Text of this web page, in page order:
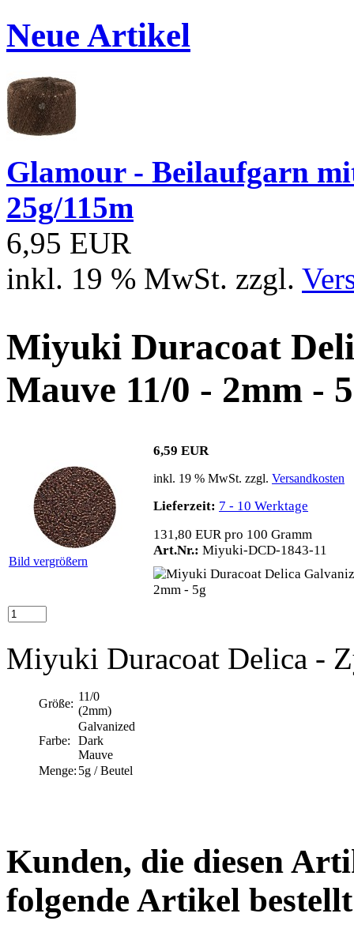
Neue Artikel
Glamour - Beilaufgarn
25g/115m
6,95 EUR
inkl. 19 % MwSt. zzgl.
Miyuki Duracoat
Mauve 11/0 - 2mm -
Bild vergrößern
6,59 EUR
inkl. 19 % MwSt. zzgl. Versandkosten
Lieferzeit: 7 - 10 Werktage
131,80 EUR pro 100 Gramm
Art.Nr.: Miyuki-DCD-1843-11
Miyuki Duracoat Delica -
Größe:
11/0
(2mm)
Farbe:
Galvanized
Dark
Mauve
Menge: 5g / Beutel
Kunden, die diesen
folgende Artikel